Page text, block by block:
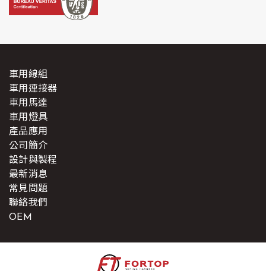
車用線組
車用連接器
車用馬達
車用燈具
產品應用
公司簡介
設計與製程
最新消息
常見問題
聯絡我們
OEM